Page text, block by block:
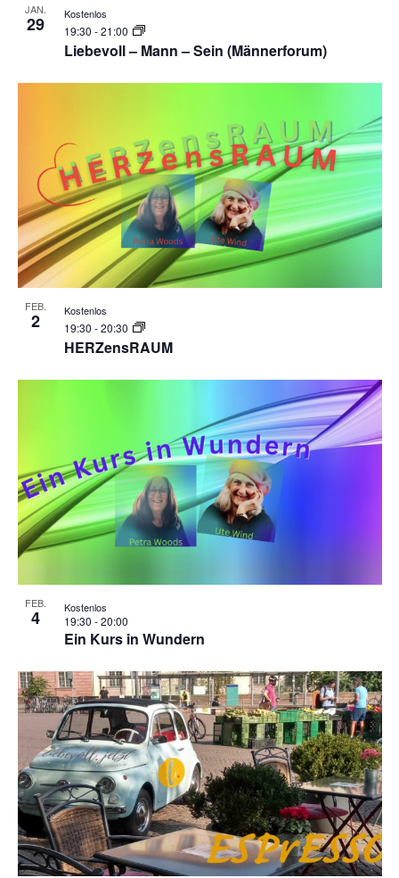
JAN.
29
Liebevoll – Mann – Sein (Männerforum)
19:30 -21:00
Kostenlos
FEB.
2
HERZensRAUM
19:30 -20:30
Kostenlos
FEB.
4
Ein Kurs in Wundern
19:30 -20:00
Kostenlos